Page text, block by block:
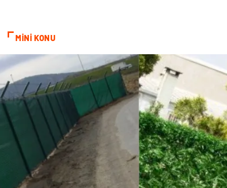
Cam sosyal
Kına Gecesi genel blog
Sigorta Veteriner
kadınlar ve takı sağlık
Spor Malzemeleri
MİNİ KONU